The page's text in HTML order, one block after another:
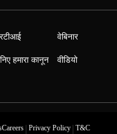
हमारा कानून
वेबिनार
वीडियो
Careers| Privacy Policy| T&C